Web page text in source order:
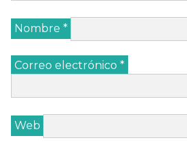
Nombre *
Correo electrónico *
Web